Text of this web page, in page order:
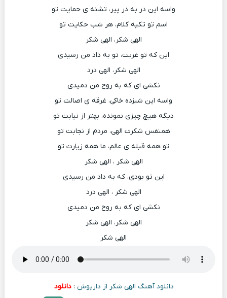
واسه این در به در پیر، تشنه ی حمایت تو
اسم تو تکیه کلام، هر شب حکایت تو
الهی شکر، الهی شکر
این که تو غربت، تو به داد من رسیدی
الهی شکر، الهی درد
نکشی ای که به روح من دمیدی
واسه این شبزده خاکی، غرقه ی اصالت تو
دیگه هیچ چیزی نمونده، بهتر از نیابت تو
همنفس شکرت الهی، مردم از نجابت تو
تو همه قبله ی عالم، ما همه زیارت تو
الهی شکر ، الهی شکر
این تو بودی، که به داد من رسیدی
الهی شکر ، الهی درد
نکشی ای که به روح من دمیدی
الهی شکر، الهی شکر
الهی شکر
دانلود آهنگ الهی شکر از داریوش :دانلود